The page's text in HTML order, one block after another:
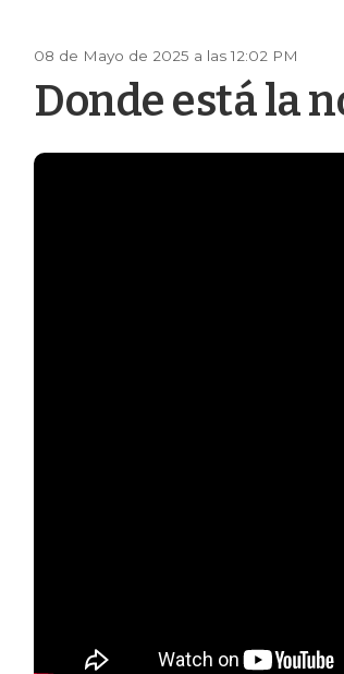
08 de Mayo de 2025 a las 12:02 PM
Donde está la